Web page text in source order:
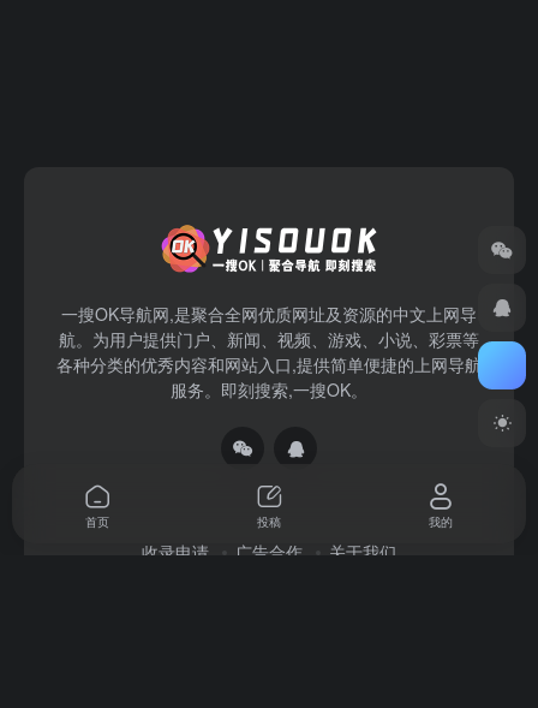
一搜OK导航网,是聚合全网优质网址及资源的中文上网导
航。为用户提供门户、新闻、视频、游戏、小说、彩票等
各种分类的优秀内容和网站入口,提供简单便捷的上网导航
服务。即刻搜索,一搜OK。
收录申请 广告合作 关于我们
首页 投稿 我的